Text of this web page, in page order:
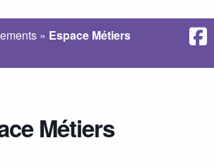
» Espace Métiers
Métiers